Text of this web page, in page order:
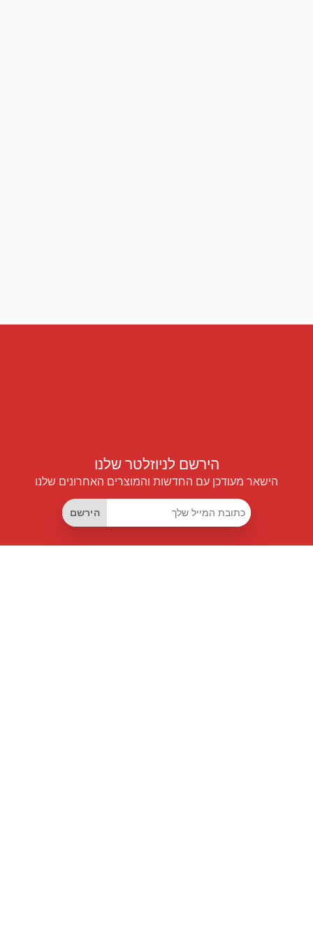
הירשם לניוזלטר שלנו
הישאר מעודכן עם החדשות והמוצרים האחרונים שלנו
הירשם